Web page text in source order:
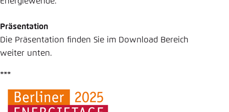
Präsentation
Die Präsentation finden Sie im Download Bereich
weiter unten.
***